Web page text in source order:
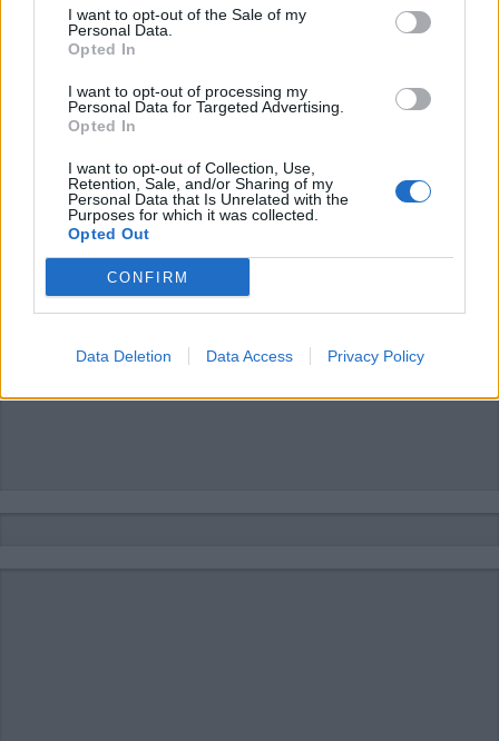
I want to opt-out of the Sale of my
Personal Data.
Opted In
I want to opt-out of processing my
Personal Data for Targeted Advertising.
Opted In
I want to opt-out of Collection, Use,
Retention, Sale, and/or Sharing of my
Personal Data that Is Unrelated with the
Purposes for which it was collected.
Opted Out
CONFIRM
Data Deletion Data Access Privacy Policy
azzurra tv
radioseipiù
ufficio scolastico territoriale del vco
LEGGI GLI ALTRI ARTICOLI DI